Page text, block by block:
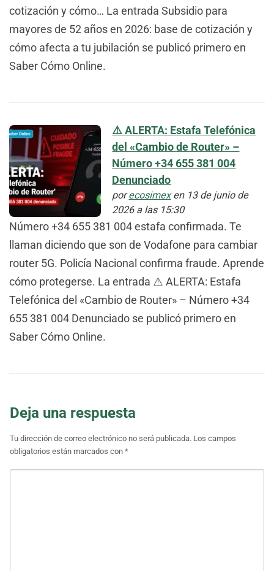
cotización y cómo… La entrada Subsidio para
mayores de 52 años en 2026: base de cotización y
cómo afecta a tu jubilación se publicó primero en
Saber Cómo Online.
⚠️ ALERTA: Estafa Telefónica
del «Cambio de Router» –
Número +34 655 381 004
Denunciado
porecosimexen 13 de junio de
2026 a las 15:30
Número +34 655 381 004 estafa confirmada. Te
llaman diciendo que son de Vodafone para cambiar
router 5G. Policía Nacional confirma fraude. Aprende
cómo protegerse. La entrada ⚠️ ALERTA: Estafa
Telefónica del «Cambio de Router» – Número +34
655 381 004 Denunciado se publicó primero en
Saber Cómo Online.
Deja una respuesta
Tu dirección de correo electrónico no será publicada. Los campos
obligatorios están marcados con *